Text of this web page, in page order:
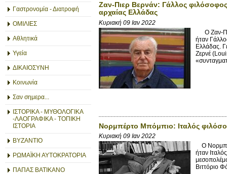
Γαστρονομία - Διατροφή
ΟΜΙΛΙΕΣ
Αθλητικά
Υγεία
ΔΙΚΑΙΟΣΥΝΗ
Κοινωνία
Σαν σημερα...
ΙΣΤΟΡΙΚΑ - ΜΥΘΟΛΟΓΙΚΑ
-ΛΑΟΓΡΑΦΙΚΑ - ΤΟΠΙΚΗ
ΙΣΤΟΡΙΑ
ΒΥΖΑΝΤΙΟ
ΡΩΜΑΪΚΗ ΑΥΤΟΚΡΑΤΟΡΙΑ
ΠΑΠΑΣ ΒΑΤΙΚΑΝΟ
Ζαν-Πιερ Βερνάν: Γάλλος
αρχαίας Ελλάδας
Κυριακή 09 Ιαν 2022
Ο Ζαν-
ήταν
Ελλάδας.
Zερνέ
Νορμπέρτο Μπόμπιο: Ιταλός
Κυριακή 09 Ιαν 2022
Ο
ήταν
Βιττόριο